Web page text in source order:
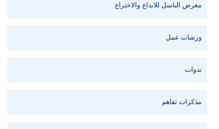
معرض الباسل للابداع والاختراع
ورشات عمل
ندوات
مذكرات تفاهم